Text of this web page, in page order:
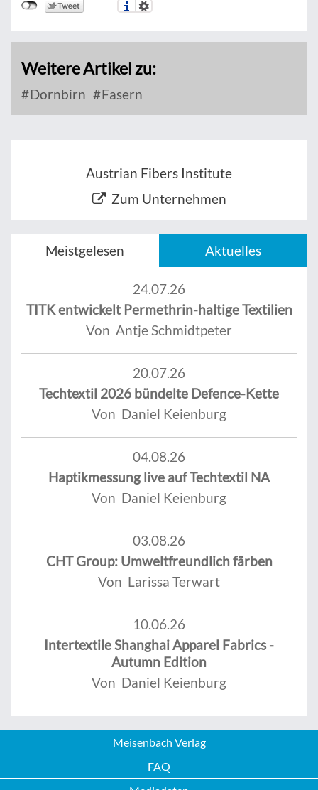
Weitere Artikel zu:
Dornbirn Fasern
Austrian Fibers Institute
Zum Unternehmen
Meistgelesen Aktuelles
24.07.26
TITK entwickelt Permethrin-haltige Textilien
Von Antje Schmidtpeter
20.07.26
Techtextil 2026 bündelte Defence-Kette
Von Daniel Keienburg
04.08.26
Haptikmessung live auf Techtextil NA
Von Daniel Keienburg
03.08.26
CHT Group: Umweltfreundlich färben
Von Larissa Terwart
10.06.26
Intertextile Shanghai Apparel Fabrics -
Autumn Edition
Von Daniel Keienburg
Meisenbach Verlag
FAQ